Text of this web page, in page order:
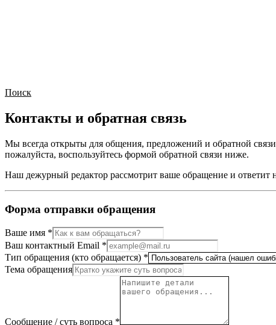
Поиск
Контакты и обратная связь
Мы всегда открыты для общения, предложений и обратной
пожалуйста, воспользуйтесь формой обратной связи ниже.
Наш дежурный редактор рассмотрит ваше обращение и ответит
Форма отправки обращения
Ваше имя *
Ваш контактный Email *
Тип обращения (кто обращается) *
Тема обращения
Сообщение / суть вопроса *